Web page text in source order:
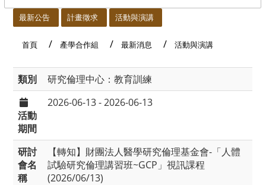
最新公告 計畫徵求 活動與演講
首頁 產學合作組 最新消息 活動與演講
類別 研究倫理中心：教育訓練
活動
期間
2026-06-13 - 2026-06-13
研討
會名
稱
【轉知】財團法人醫學研究倫理基金會-「人體
試驗研究倫理講習班~GCP」視訊課程
(2026/06/13)